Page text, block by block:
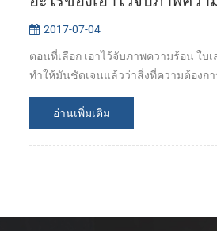
2017-07-04
ตอนที่เลือก เอาไว้จับภาพความร้อน ใ
ทำให้มันชัดเจนแล้วว่าสิ่งที่ความต้องก
อ่านเพิ่มเติม